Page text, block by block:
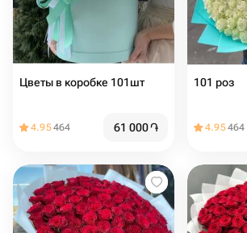
Цветы в коробке 101шт
4.95464 61 000֏
101 роз
4.95464